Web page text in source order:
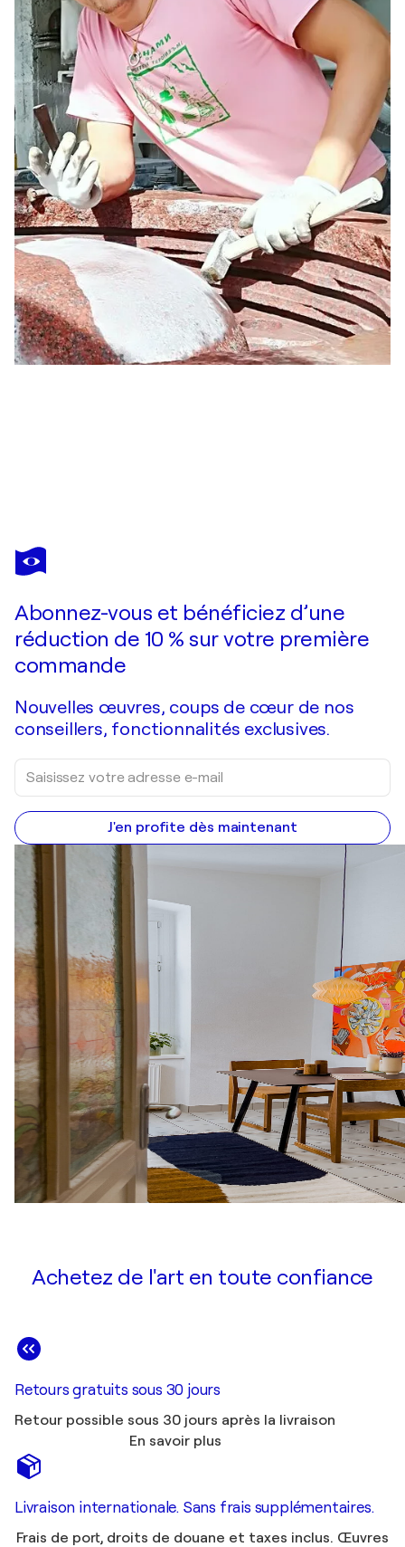
OGNYAN CHITAKOV
"Owl"
Abonnez-vous et bénéficiez d’une
réduction de 10 % sur votre première
commande
Nouvelles œuvres, coups de cœur de nos
conseillers, fonctionnalités exclusives.
J'en profite dès maintenant
Achetez de l'art en toute confiance
Retours gratuits sous 30 jours
Retour possible sous 30 jours après la livraison
En savoir plus
Livraison internationale. Sans frais supplémentaires.
Frais de port, droits de douane et taxes inclus. Œuvres